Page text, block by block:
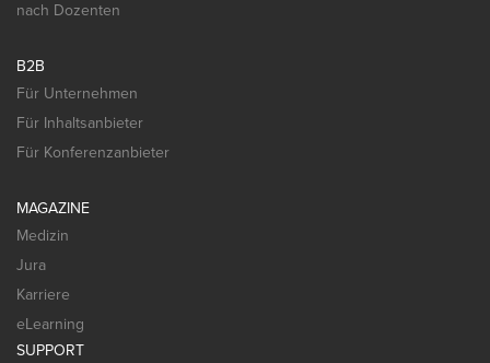
nach Dozenten
B2B
Für Unternehmen
Für Inhaltsanbieter
Für Konferenzanbieter
MAGAZINE
Medizin
Jura
Karriere
eLearning
SUPPORT